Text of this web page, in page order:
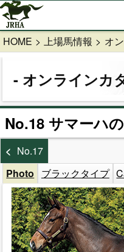
HOME 上場馬情報 オ
オンラインカ
No.18 サマーハ
No.17
Photo
ブラックタイプ